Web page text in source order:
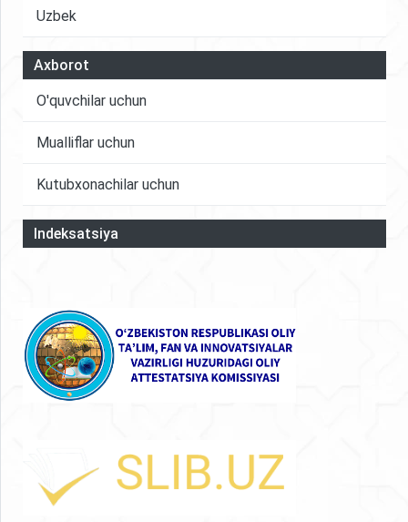
Uzbek
Axborot
O'quvchilar uchun
Mualliflar uchun
Kutubxonachilar uchun
Indeksatsiya